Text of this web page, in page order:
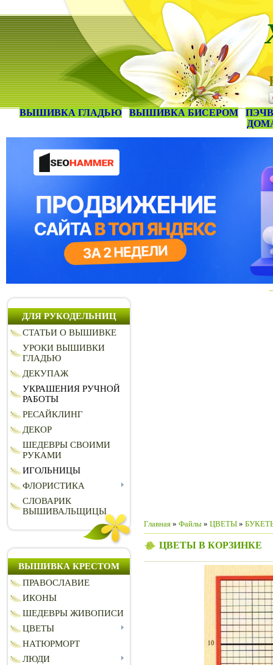
ВЫШИВКА ГЛАДЬЮ ВЫШИВКА БИСЕРОМ
ДЛЯ РУКОДЕЛЬНИЦ
СТАТЬИ О ВЫШИВКЕ
УРОКИ ВЫШИВКИ
ГЛАДЬЮ
ДЕКУПАЖ
УКРАШЕНИЯ РУЧНОЙ
РАБОТЫ
РЕСАЙКЛИНГ
ДЕКОР
ШЕДЕВРЫ СВОИМИ
РУКАМИ
ИГОЛЬНИЦЫ
ФЛОРИСТИКА
СЛОВАРИК
ВЫШИВАЛЬЩИЦЫ
ВЫШИВКА КРЕСТОМ
ПРАВОСЛАВИЕ
ИКОНЫ
ШЕДЕВРЫ ЖИВОПИСИ
ЦВЕТЫ
НАТЮРМОРТ
ЛЮДИ
Главная » Файлы » ЦВЕТЫ »
ЦВЕТЫ В КОРЗИНКЕ